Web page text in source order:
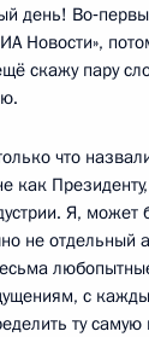
день!
Новости»,
скажу пару
что
как
Я, может
не отдельный
с
ту